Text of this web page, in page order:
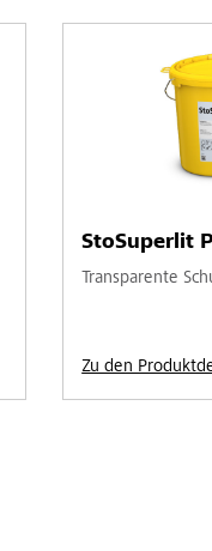
StoSuperlit
Transparente
Zu den